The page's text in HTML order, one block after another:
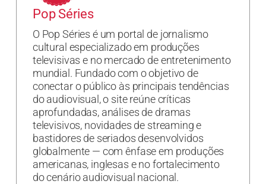
Pop Séries
O Pop Séries é um portal de jornalismo
cultural especializado em produções
televisivas e no mercado de entretenimento
mundial. Fundado com o objetivo de
conectar o público às principais tendências
do audiovisual, o site reúne críticas
aprofundadas, análises de dramas
televisivos, novidades de streaming e
bastidores de seriados desenvolvidos
globalmente — com ênfase em produções
americanas, inglesas e no fortalecimento
do cenário audiovisual nacional.